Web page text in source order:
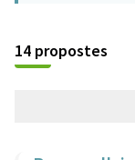
14 propostes